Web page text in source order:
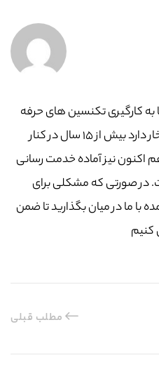
به‌ کارگیری تکنسین های حرفه
ای و سرویس کاران با تجربه ، افتخار دارد بیش از ۱۵ سال در کنار
اکنون نیز آماده خدمت رسانی
تهران است. در صورتی که مشکلی برای
با ما در میان بگذارید تا ضمن
کنیم
مطلب قبلی